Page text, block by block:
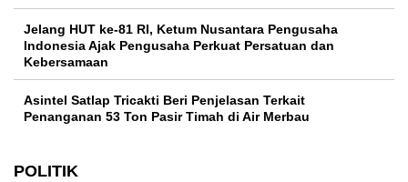
Jelang HUT ke-81 RI, Ketum Nusantara Pengusaha
Indonesia Ajak Pengusaha Perkuat Persatuan dan
Kebersamaan
Asintel Satlap Tricakti Beri Penjelasan Terkait
Penanganan 53 Ton Pasir Timah di Air Merbau
POLITIK